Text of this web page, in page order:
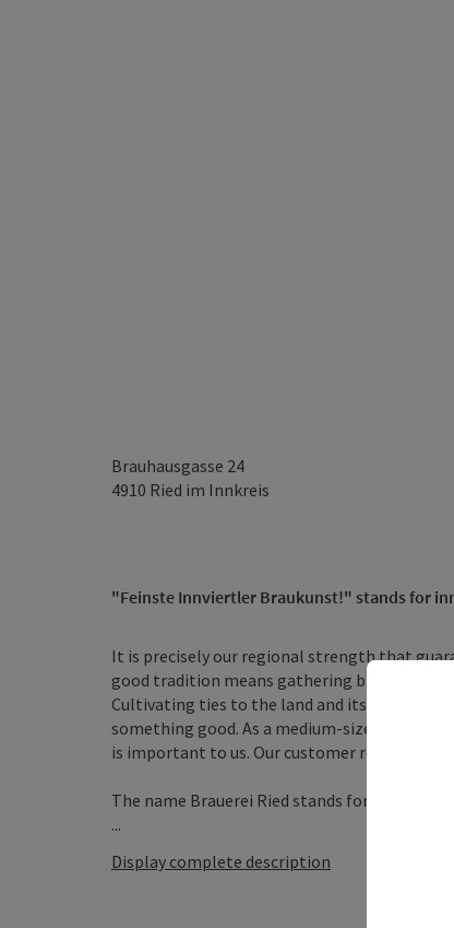
Brauhausgasse 24
4910 Ried im Innkreis
"Feinste Innviertler Braukunst!" stands for
It is precisely our regional strength that
good tradition means gathering brewing
Cultivating ties to the land and its people
something good. As a medium-sized
is important to us. Our customer
The name Brauerei Ried stands for a
...
Display complete description